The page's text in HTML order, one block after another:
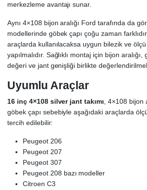
merkezleme avantajı sunar.
Aynı 4×108 bijon aralığı Ford tarafında da
modellerinde göbek çapı çoğu zaman
araçlarda kullanılacaksa uygun bilezik ve
yapılmalıdır. Sağlıklı montaj için bijon aralığı,
değeri ve jant genişliği birlikte
Uyumlu Araçlar
16 inç 4×108 silver jant takımı , 4×108 bijon
göbek çapı sebebiyle aşağıdaki araçlarda
tercih edilebilir:
Peugeot 206
Peugeot 207
Peugeot 307
Peugeot 208 bazı modeller
Citroen C3